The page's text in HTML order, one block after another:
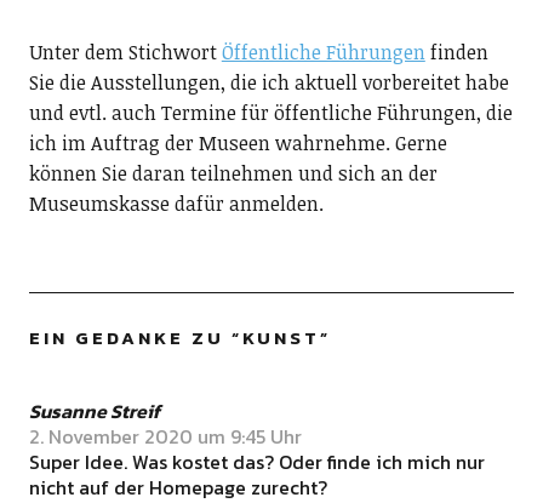
Unter dem StichwortÖffentliche Führungenfinden
Sie die Ausstellungen, die ich aktuell vorbereitet habe
und evtl. auch Termine für öffentliche Führungen, die
ich im Auftrag der Museen wahrnehme. Gerne
können Sie daran teilnehmen und sich an der
Museumskasse dafür anmelden.
EIN GEDANKE ZU “KUNST”
Susanne Streif
2. November 2020 um 9:45 Uhr
Super Idee. Was kostet das? Oder finde ich mich nur
nicht auf der Homepage zurecht?